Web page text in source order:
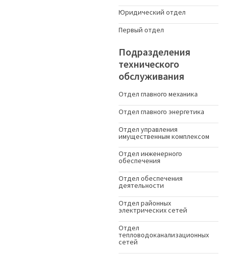
Юридический отдел
Первый отдел
Подразделения
технического
обслуживания
Отдел главного механика
Отдел главного энергетика
Отдел управления
имущественным комплексом
Отдел инженерного
обеспечения
Отдел обеспечения
деятельности
Отдел районных
электрических сетей
Отдел
тепловодоканализационных
сетей